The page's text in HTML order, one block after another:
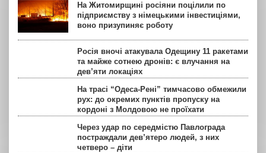
На Житомирщині росіяни поцілили по
підприємству з німецькими інвестиціями,
воно призупиняє роботу
Росія вночі атакувала Одещину 11 ракетами
та майже сотнею дронів: є влучання на
дев’яти локаціях
На трасі “Одеса-Рені” тимчасово обмежили
рух: до окремих пунктів пропуску на
кордоні з Молдовою не проїхати
Через удар по середмістю Павлограда
постраждали дев’ятеро людей, з них
четверо – діти